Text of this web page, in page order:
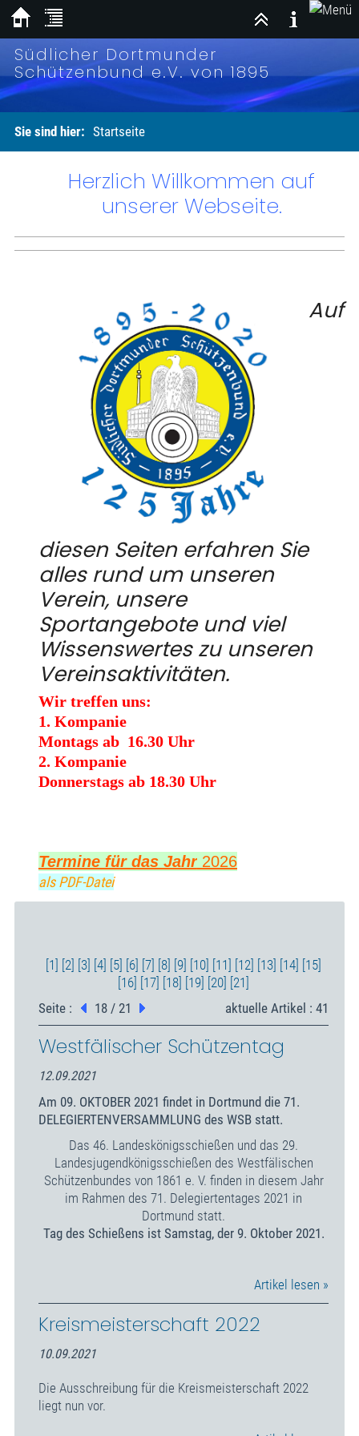
Südlicher Dortmunder
Schützenbund e.V. von 1895
Sie sind hier: Startseite
Herzlich Willkommen auf
unserer Webseite.
Auf
diesen Seiten erfahren Sie
alles rund um unseren
Verein, unsere
Sportangebote und viel
Wissenswertes zu unseren
Vereinsaktivitäten.
Wir treffen uns:
1. Kompanie
Montags ab 16.30 Uhr
2. Kompanie
Donnerstags ab 18.30 Uhr
Termine für das Jahr2026
als PDF-Datei
[1] [2] [3] [4] [5] [6] [7] [8] [9] [10] [11] [12] [13] [14]
[15]
[16]
[17] [18] [19] [20]
[21]
aktuelle Artikel : 41
Seite : 18 / 21
Westfälischer Schützentag
12.09.2021
Am 09. OKTOBER 2021 findet in Dortmund die 71.
DELEGIERTENVERSAMMLUNG des WSB statt.
Das 46. Landeskönigsschießen und das 29.
Landesjugendkönigsschießen des Westfälischen
Schützenbundes von 1861 e. V. finden in diesem Jahr
im Rahmen des 71. Delegiertentages 2021 in
Dortmund statt.
Tag des Schießens ist Samstag, der 9. Oktober 2021.
Artikel lesen »
Kreismeisterschaft 2022
10.09.2021
Die Ausschreibung für die Kreismeisterschaft 2022
liegt nun vor.